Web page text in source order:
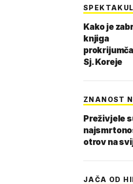
Kako je
knjiga
Sj. Koreje
ZNANOST
Preživjele
otrov na
JAČA OD